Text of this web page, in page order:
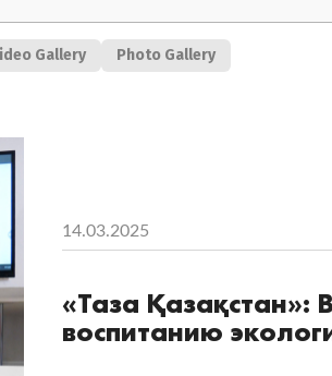
Gallery Photo Gallery
14.03.2025
«Таза Қазақстан»:
воспитанию